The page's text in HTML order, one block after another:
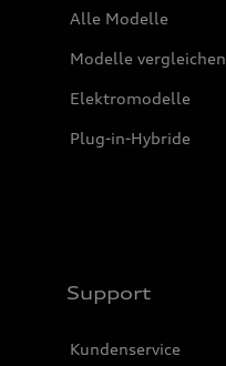
Alle Modelle
Modelle vergleichen
Elektromodelle
Plug-in-Hybride
Support
Kundenservice